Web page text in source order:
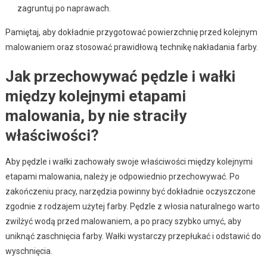
zagruntuj po naprawach.
Pamiętaj, aby dokładnie przygotować powierzchnię przed kolejnym
malowaniem oraz stosować prawidłową technikę nakładania farby.
Jak przechowywać pędzle i wałki
między kolejnymi etapami
malowania, by nie straciły
właściwości?
Aby pędzle i wałki zachowały swoje właściwości między kolejnymi
etapami malowania, należy je odpowiednio przechowywać. Po
zakończeniu pracy, narzędzia powinny być dokładnie oczyszczone
zgodnie z rodzajem użytej farby. Pędzle z włosia naturalnego warto
zwilżyć wodą przed malowaniem, a po pracy szybko umyć, aby
uniknąć zaschnięcia farby. Wałki wystarczy przepłukać i odstawić do
wyschnięcia.